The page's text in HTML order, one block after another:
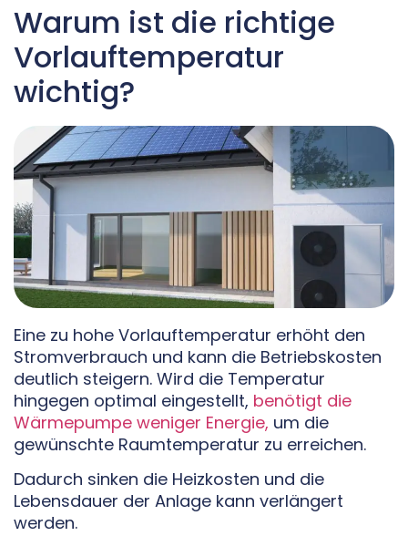
Warum ist die richtige
Vorlauftemperatur
wichtig?
Eine zu hohe Vorlauftemperatur erhöht den
Stromverbrauch und kann die Betriebskosten
deutlich steigern. Wird die Temperatur
hingegen optimal eingestellt, benötigt die
Wärmepumpe weniger Energie, um die
gewünschte Raumtemperatur zu erreichen.
Dadurch sinken die Heizkosten und die
Lebensdauer der Anlage kann verlängert
werden.